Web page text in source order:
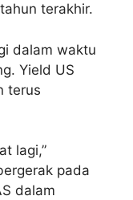
terakhir.
dalam waktu
Yield US
terus
lagi,”
pada
dalam